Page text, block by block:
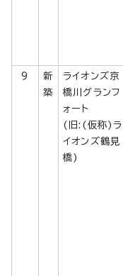
9
新
築
ライオンズ京
橋川グランフ
ォート
(旧:(仮称)ラ
イオンズ鶴見
橋)